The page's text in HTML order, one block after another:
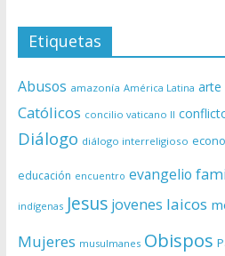
Etiquetas
Abusos amazonía América Latina arte
Católicos concilio vaticano II
Diálogo diálogo interreligioso
educación encuentro evangelio
indígenas Jesus jovenes laicos
Mujeres musulmanes Obispos